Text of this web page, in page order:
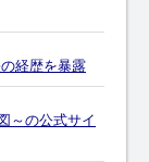
経歴を暴露
～の公式サイ